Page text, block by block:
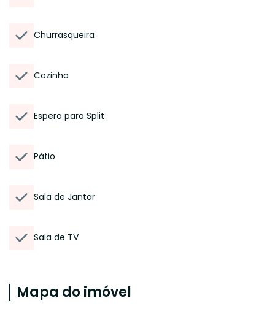
Churrasqueira
Cozinha
Espera para Split
Pátio
Sala de Jantar
Sala de TV
Mapa do imóvel